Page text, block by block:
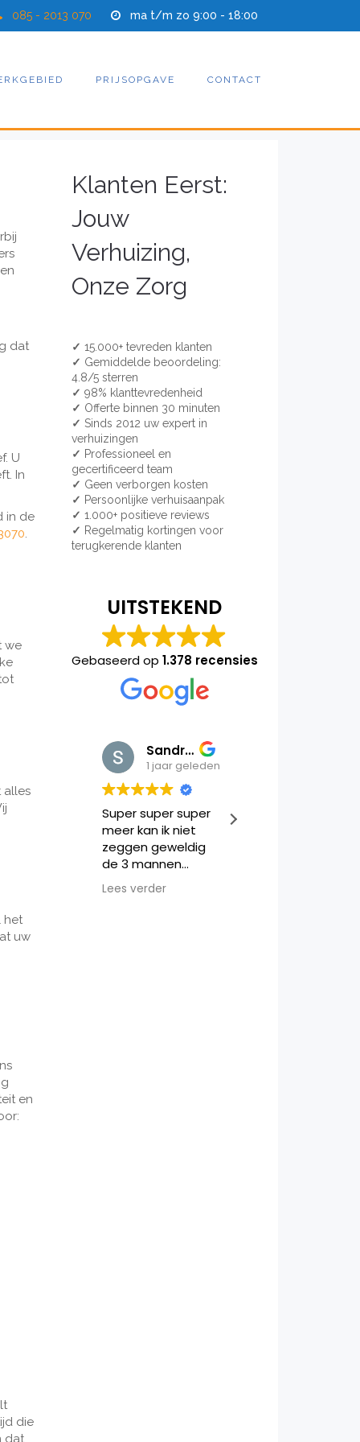
085 - 2013 070 ma t/m zo 9:00 - 18:00
PRIJSOPGAVE CONTACT
dat
U
In
in de
.
we
alles
het
uw
en
die
dat
Klanten Eerst:
Jouw
Verhuizing,
Onze Zorg
✓ 15.000+ tevreden klanten
✓ Gemiddelde beoordeling:
4.8/5 sterren
✓ 98% klanttevredenheid
✓ Offerte binnen 30 minuten
✓ Sinds 2012 uw expert in
verhuizingen
✓ Professioneel en
gecertificeerd team
✓ Geen verborgen kosten
✓ Persoonlijke verhuisaanpak
✓ 1.000+ positieve reviews
✓ Regelmatig kortingen voor
terugkerende klanten
UITSTEKEND
Gebaseerd op 1.378 recensies
Sandra Wouters
1 jaar geleden
Super super super
meer kan ik niet
zeggen geweldig
de 3 mannen
Mohammedkassit
a Fayssal Mansour
Lees verder